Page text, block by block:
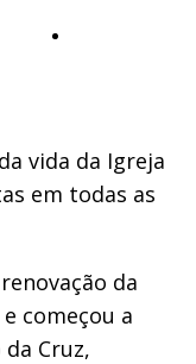
vida da Igreja
em todas as
da
começou a
Cruz,